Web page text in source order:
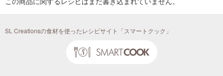
SL Creationsの食材を使ったレシピサイト「スマートクック」